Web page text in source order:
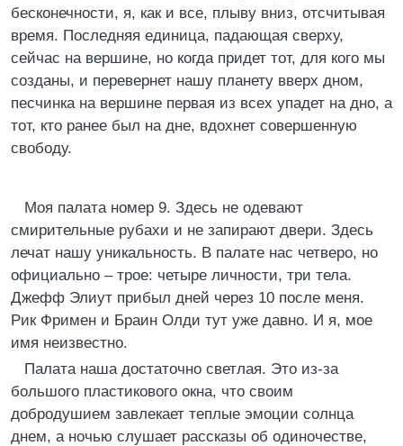
бесконечности, я, как и все, плыву вниз, отсчитывая
время. Последняя единица, падающая сверху,
сейчас на вершине, но когда придет тот, для кого мы
созданы, и перевернет нашу планету вверх дном,
песчинка на вершине первая из всех упадет на дно, а
тот, кто ранее был на дне, вдохнет совершенную
свободу.
Моя палата номер 9. Здесь не одевают
смирительные рубахи и не запирают двери. Здесь
лечат нашу уникальность. В палате нас четверо, но
официально – трое: четыре личности, три тела.
Джефф Элиут прибыл дней через 10 после меня.
Рик Фримен и Браин Олди тут уже давно. И я, мое
имя неизвестно.
Палата наша достаточно светлая. Это из-за
большого пластикового окна, что своим
добродушием завлекает теплые эмоции солнца
днем, а ночью слушает рассказы об одиночестве,